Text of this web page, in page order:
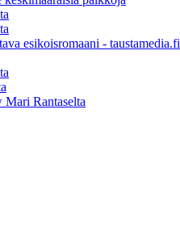
esikoisromaani - taustamedia.fi
Mari Rantaselta